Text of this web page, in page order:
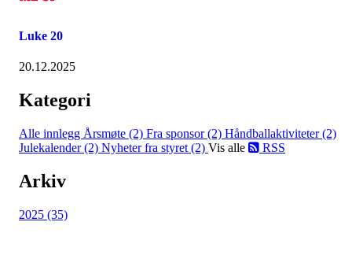
Luke 20
20.12.2025
Kategori
Alle innlegg Årsmøte (2) Fra sponsor (2) Håndballaktiviteter (2)
Julekalender (2) Nyheter fra styret (2) Vis alle RSS
Arkiv
2025 (35)